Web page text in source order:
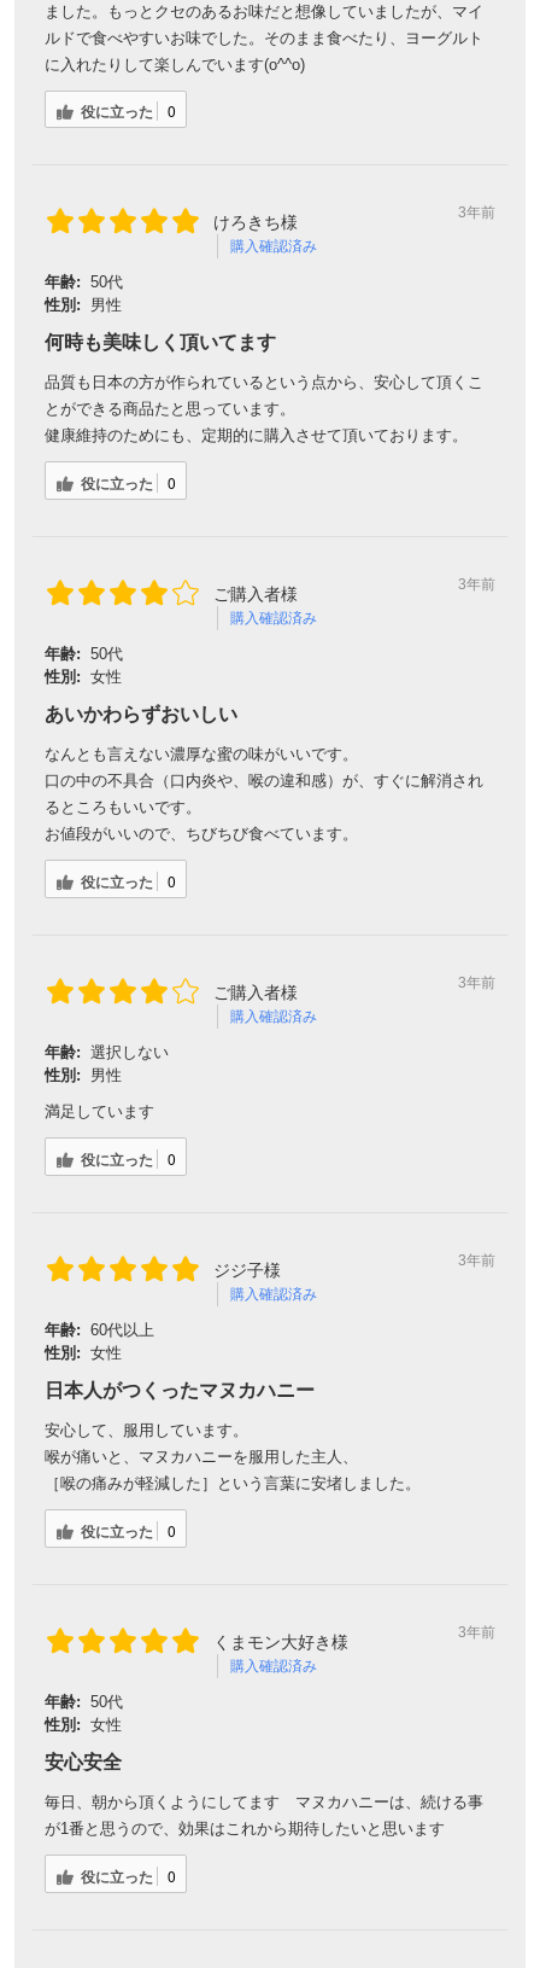
ました。もっとクセのあるお味だと想像していましたが、マイ
ルドで食べやすいお味でした。そのまま食べたり、ヨーグルト
に入れたりして楽しんでいます(o^^o)
役に立った 0
けろきち様
購入確認済み
3年前
年齢: 50代
性別:
男性
何時も美味しく頂いてます
品質も日本の方が作られているという点から、安心して頂くこ
とができる商品たと思っています。
健康維持のためにも、定期的に購入させて頂いております。
役に立った 0
ご購入者様
購入確認済み
3年前
年齢: 50代
性別: 女性
あいかわらずおいしい
なんとも言えない濃厚な蜜の味がいいです。
口の中の不具合（口内炎や、喉の違和感）が、すぐに解消され
るところもいいです。
お値段がいいので、ちびちび食べています。
役に立った 0
ご購入者様
購入確認済み
3年前
年齢: 選択しない
性別:
男性
満足しています
役に立った 0
ジジ子様
購入確認済み
3年前
年齢: 60代以上
性別: 女性
日本人がつくったマヌカハニー
安心して、服用しています。
喉が痛いと、マヌカハニーを服用した主人、
［喉の痛みが軽減した］という言葉に安堵しました。
役に立った 0
くまモン大好き様
購入確認済み
3年前
年齢: 50代
性別: 女性
安心安全
毎日、朝から頂くようにしてます マヌカハニーは、続ける事
が1番と思うので、効果はこれから期待したいと思います
役に立った 0